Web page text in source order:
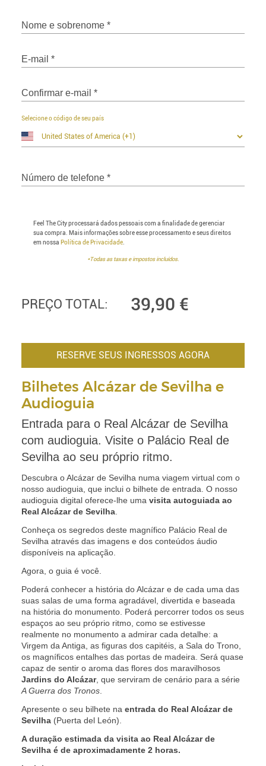
Nome e sobrenome *
E-mail *
Confirmar e-mail *
Selecione o código de seu país
Número de telefone *
Feel The City processará dados pessoais com a finalidade de gerenciar
sua compra. Mais informações sobre esse processamento e seus direitos
em nossa Política de Privacidade
*Todas as taxas e impostos incluídos.
PREÇO TOTAL: 39,90 €
RESERVE SEUS INGRESSOS AGORA
Bilhetes Alcázar de Sevilha e
Audioguia
Entrada para o Real Alcázar de Sevilha
com audioguia. Visite o Palácio Real de
Sevilha ao seu próprio ritmo.
Descubra o Alcázar de Sevilha numa viagem virtual com o
nosso audioguia, que inclui o bilhete de entrada. O nosso
audioguia digital oferece-lhe uma visita autoguiada ao
Real Alcázar de Sevilha.
Conheça os segredos deste magnífico Palácio Real de
Sevilha através das imagens e dos conteúdos áudio
disponíveis na aplicação.
Agora, o guia é você.
Poderá conhecer a história do Alcázar e de cada uma das
suas salas de uma forma agradável, divertida e baseada
na história do monumento. Poderá percorrer todos os seus
espaços ao seu próprio ritmo, como se estivesse
realmente no monumento a admirar cada detalhe: a
Virgem da Antiga, as figuras dos capitéis, a Sala do Trono,
os magníficos entalhes das portas de madeira. Será quase
capaz de sentir o aroma das flores dos maravilhosos
Jardins do Alcázar, que serviram de cenário para a série
A Guerra dos Tronos.
Apresente o seu bilhete na entrada do Real Alcázar de
Sevilha (Puerta del León).
A duração estimada da visita ao Real Alcázar de
Sevilha é de aproximadamente 2 horas.